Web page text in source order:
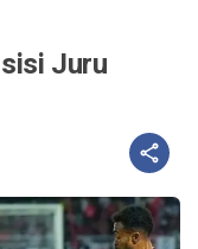
Juru